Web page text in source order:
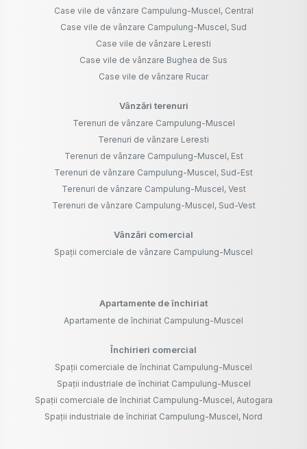
Case vile de vânzare Campulung-Muscel, Central
Case vile de vânzare Campulung-Muscel, Sud
Case vile de vânzare Leresti
Case vile de vânzare Bughea de Sus
Case vile de vânzare Rucar
Vânzări terenuri
Terenuri de vânzare Campulung-Muscel
Terenuri de vânzare Leresti
Terenuri de vânzare Campulung-Muscel, Est
Terenuri de vânzare Campulung-Muscel, Sud-Est
Terenuri de vânzare Campulung-Muscel, Vest
Terenuri de vânzare Campulung-Muscel, Sud-Vest
Vânzări comercial
Spații comerciale de vânzare Campulung-Muscel
Apartamente de închiriat
Apartamente de închiriat Campulung-Muscel
Închirieri comercial
Spații comerciale de închiriat Campulung-Muscel
Spații industriale de închiriat Campulung-Muscel
Spații comerciale de închiriat Campulung-Muscel, Autogara
Spații industriale de închiriat Campulung-Muscel, Nord